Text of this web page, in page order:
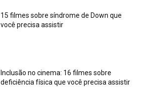
15 filmes sobre síndrome de Down que
você precisa assistir
Inclusão no cinema: 16 filmes sobre
deficiência física que você precisa assistir